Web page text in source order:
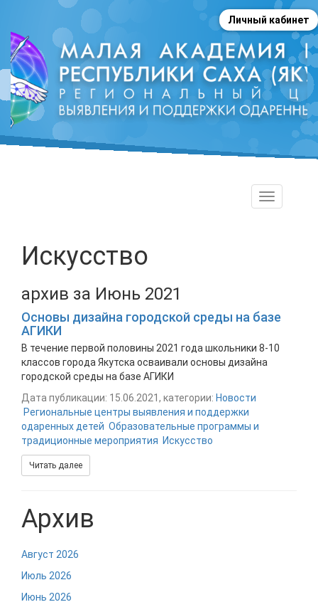
Личный кабинет
Toggle
navigation
Искусство
архив за Июнь 2021
Основы дизайна городской среды на базе
АГИКИ
В течение первой половины 2021 года школьники 8-10
классов города Якутска осваивали основы дизайна
городской среды на базе АГИКИ
Дата публикации: 15.06.2021, категории: Новости
Региональные центры выявления и поддержки
одаренных детей Образовательные программы и
традиционные мероприятия Искусство
Читать далее
Архив
Август 2026
Июль 2026
Июнь 2026